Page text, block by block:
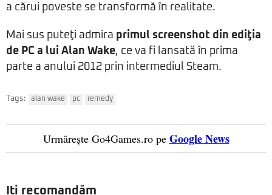
a cărui poveste se transformă în realitate.
Mai sus puteţi admira primul screenshot din ediţia
de PC a lui Alan Wake, ce va fi lansată în prima
parte a anului 2012 prin intermediul Steam.
Tags: alan wake pc remedy
Urmărește Go4Games.ro pe Google News
Iți recomandăm